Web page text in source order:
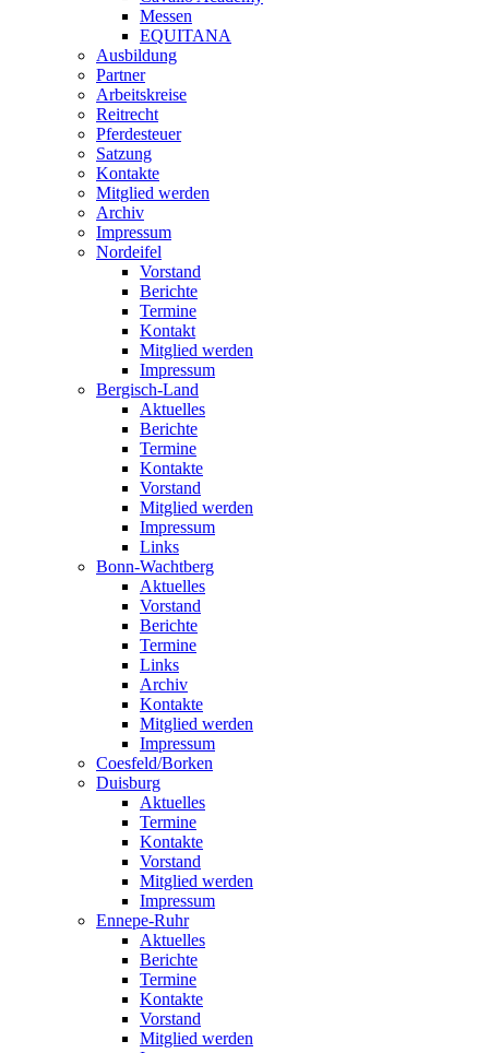
Messen
EQUITANA
Ausbildung
Partner
Arbeitskreise
Reitrecht
Pferdesteuer
Satzung
Kontakte
Mitglied werden
Archiv
Impressum
Nordeifel
Vorstand
Berichte
Termine
Kontakt
Mitglied werden
Impressum
Bergisch-Land
Aktuelles
Berichte
Termine
Kontakte
Vorstand
Mitglied werden
Impressum
Links
Bonn-Wachtberg
Aktuelles
Vorstand
Berichte
Termine
Links
Archiv
Kontakte
Mitglied werden
Impressum
Coesfeld/Borken
Duisburg
Aktuelles
Termine
Kontakte
Vorstand
Mitglied werden
Impressum
Ennepe-Ruhr
Aktuelles
Berichte
Termine
Kontakte
Vorstand
Mitglied werden